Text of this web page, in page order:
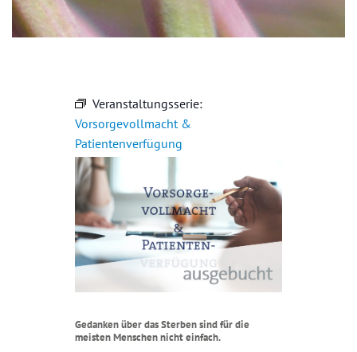
Veranstaltungsserie:
Vorsorgevollmacht &
Patientenverfügung
Gedanken über das Sterben sind für die
meisten Menschen nicht einfach.